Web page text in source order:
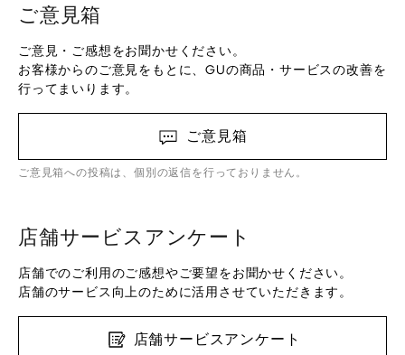
ご意見箱
ご意見・ご感想をお聞かせください。
お客様からのご意見をもとに、GUの商品・サービスの改善を
行ってまいります。
ご意見箱
ご意見箱への投稿は、個別の返信を行っておりません。
店舗サービスアンケート
店舗でのご利用のご感想やご要望をお聞かせください。
店舗のサービス向上のために活用させていただきます。
店舗サービスアンケート